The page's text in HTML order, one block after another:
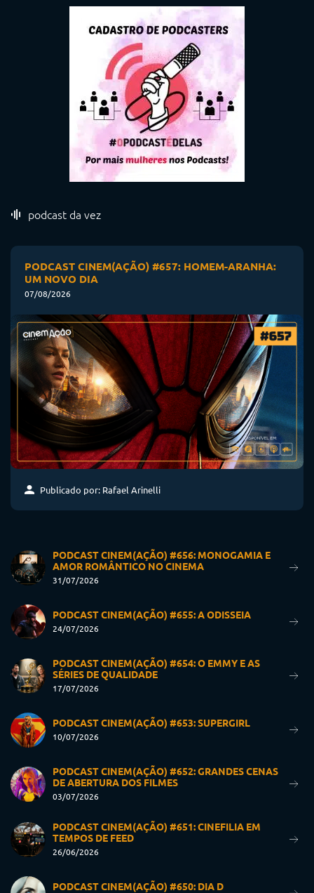
podcast da vez
PODCAST CINEM(AÇÃO) #657: HOMEM-ARANHA:
UM NOVO DIA
07/08/2026
Publicado por: Rafael Arinelli
PODCAST CINEM(AÇÃO) #656: MONOGAMIA E
AMOR ROMÂNTICO NO CINEMA
31/07/2026
PODCAST CINEM(AÇÃO) #655: A ODISSEIA
24/07/2026
PODCAST CINEM(AÇÃO) #654: O EMMY E AS
SÉRIES DE QUALIDADE
17/07/2026
PODCAST CINEM(AÇÃO) #653: SUPERGIRL
10/07/2026
PODCAST CINEM(AÇÃO) #652: GRANDES CENAS
DE ABERTURA DOS FILMES
03/07/2026
PODCAST CINEM(AÇÃO) #651: CINEFILIA EM
TEMPOS DE FEED
26/06/2026
PODCAST CINEM(AÇÃO) #650: DIA D